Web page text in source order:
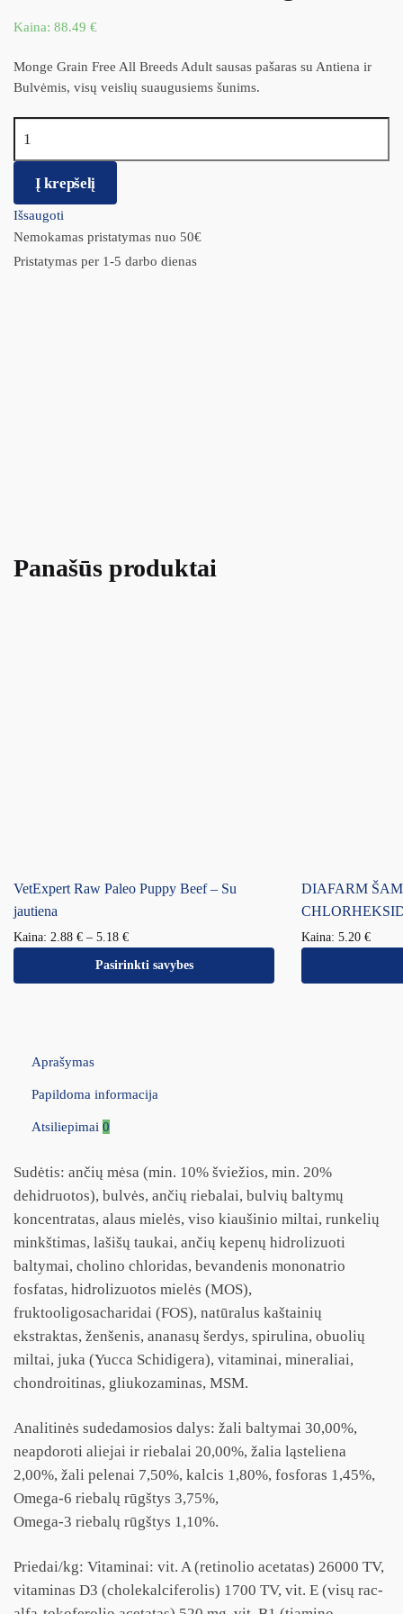
Kaina: 88.49 €
Monge Grain Free All Breeds Adult sausas pašaras su Antiena ir
Bulvėmis, visų veislių suaugusiems šunims.
Į krepšelį
Išsaugoti
Nemokamas pristatymas nuo 50€
Pristatymas per 1-5 darbo dienas
Panašūs produktai
VetExpert Raw Paleo Puppy Beef – Su
jautiena
Kaina: 2.88 € – 5.18 €
Pasirinkti savybes
DIAFARM
Kaina: 5.20 €
Aprašymas
Papildoma informacija
Atsiliepimai 0
Sudėtis: ančių mėsa (min. 10% šviežios, min. 20%
dehidruotos), bulvės, ančių riebalai, bulvių baltymų
koncentratas, alaus mielės, viso kiaušinio miltai, runkelių
minkštimas, lašišų taukai, ančių kepenų hidrolizuoti
baltymai, cholino chloridas, bevandenis mononatrio
fosfatas, hidrolizuotos mielės (MOS),
fruktooligosacharidai (FOS), natūralus kaštainių
ekstraktas, ženšenis, ananasų šerdys, spirulina, obuolių
miltai, juka (Yucca Schidigera), vitaminai, mineraliai,
chondroitinas, gliukozaminas, MSM.
Analitinės sudedamosios dalys: žali baltymai 30,00%,
neapdoroti aliejai ir riebalai 20,00%, žalia ląsteliena
2,00%, žali pelenai 7,50%, kalcis 1,80%, fosforas 1,45%,
Omega-6 riebalų rūgštys 3,75%,
Omega-3 riebalų rūgštys 1,10%.
Priedai/kg: Vitaminai: vit. A (retinolio acetatas) 26000 TV,
vitaminas D3 (cholekalciferolis) 1700 TV, vit. E (visų rac-